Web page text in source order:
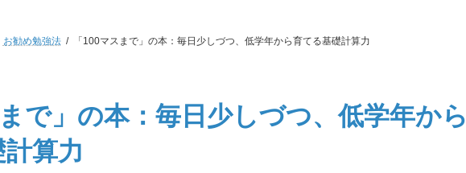
お勧め勉強法 「100マスまで」の本：毎日少しづつ、低学年から育てる基礎計算力
まで」の本：毎日少しづつ、低学年から
算力